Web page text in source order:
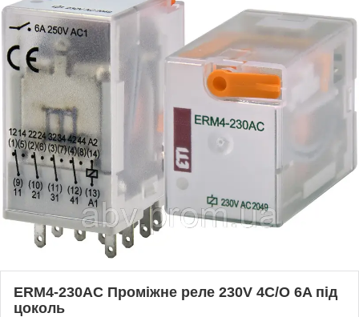
ERM4-230AC Проміжне реле 230V 4C/O 6A під
цоколь